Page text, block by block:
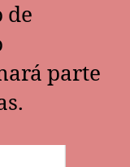
de
parte